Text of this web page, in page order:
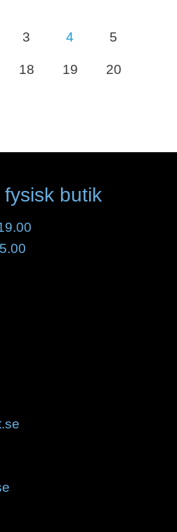
3 4 5
18 19 20
butik